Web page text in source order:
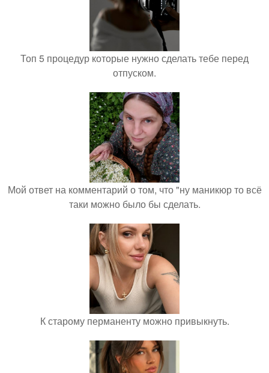
Топ 5 процедур которые нужно сделать тебе перед
отпуском.
Мой ответ на комментарий о том, что "ну маникюр то всё
таки можно было бы сделать.
К старому перманенту можно привыкнуть.